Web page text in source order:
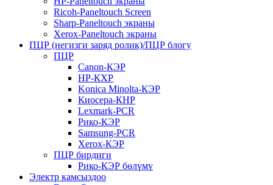
Ricoh-Paneltouch Screen
Sharp-Paneltouch экраны
Xerox-Paneltouch экраны
ПЦР (негизги заряд ролик)/ПЦР блогу
ПЦР
Canon-КЭР
HP-КХР
Konica Minolta-КЭР
Киосера-КНР
Lexmark-PCR
Рико-КЭР
Samsung-PCR
Xerox-КЭР
ПЦР бирдиги
Рико-КЭР бөлүмү
Электр камсыздоо